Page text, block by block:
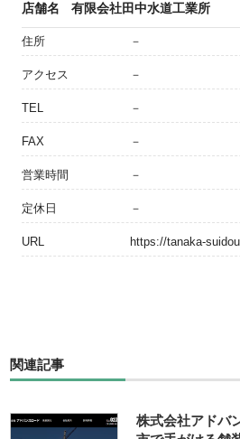
店舗名 有限会社田中水道工業所
住所 －
アクセス －
TEL －
FAX －
営業時間 －
定休日 －
URL https://tanaka-
関連記事
株式会社アドバ